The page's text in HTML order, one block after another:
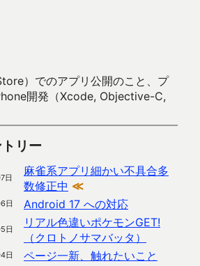
）でのアプリ公開のこと、プ
開発（Xcode, Objective-C,
リー
日
麻雀系アプリ細かい不具合多
数修正中 ≪
日 Android 17 への対応
日
リアル色違いポケモンGET!
（クロトノサマバッタ）
日 ページ一新、触れたいこと